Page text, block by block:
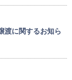
渡に関するお知ら